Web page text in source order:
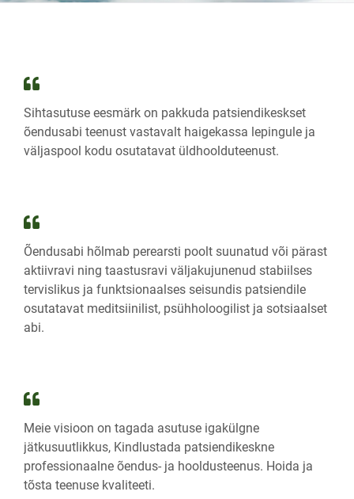
Sihtasutuse eesmärk on pakkuda patsiendikeskset
õendusabi teenust vastavalt haigekassa lepingule ja
väljaspool kodu osutatavat üldhoolduteenust.
Õendusabi hõlmab perearsti poolt suunatud või pärast
aktiivravi ning taastusravi väljakujunenud stabiilses
tervislikus ja funktsionaalses seisundis patsiendile
osutatavat meditsiinilist, psühholoogilist ja sotsiaalset
abi.
Meie visioon on tagada asutuse igakülgne
jätkusuutlikkus, Kindlustada patsiendikeskne
professionaalne õendus- ja hooldusteenus. Hoida ja
tõsta teenuse kvaliteeti.